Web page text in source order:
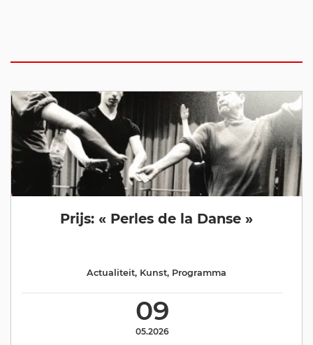
Prijs: « Perles de la Danse »
09
05.2026
Actualiteit, Kunst, Programma